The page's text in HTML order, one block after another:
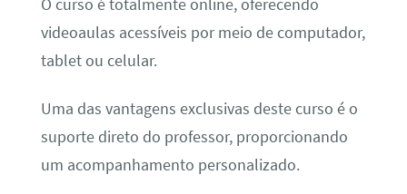
O curso é totalmente online, oferecendo
videoaulas acessíveis por meio de computador,
tablet ou celular.
Uma das vantagens exclusivas deste curso é o
suporte direto do professor, proporcionando
um acompanhamento personalizado.